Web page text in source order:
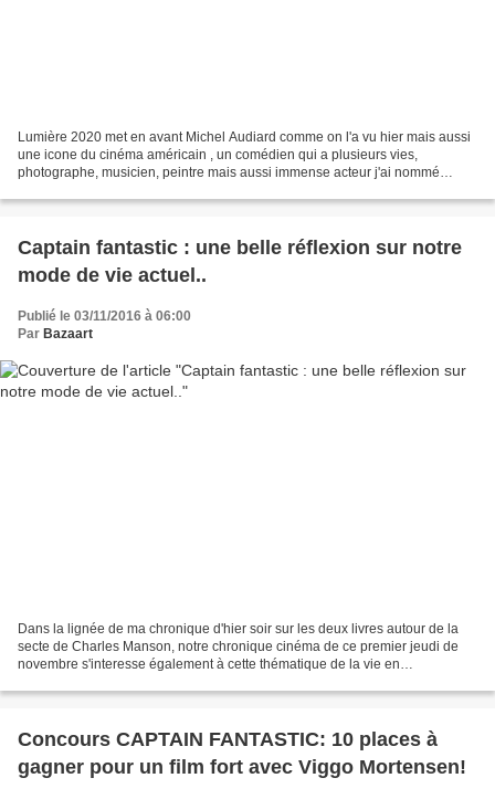
Lumière 2020 met en avant Michel Audiard comme on l'a vu hier mais aussi
une icone du cinéma américain , un comédien qui a plusieurs vies,
photographe, musicien, peintre mais aussi immense acteur j'ai nommé
Captain fantastic : une belle réflexion sur notre
mode de vie actuel..
Publié le 03/11/2016 à 06:00
Par Bazaart
Dans la lignée de ma chronique d'hier soir sur les deux livres autour de la
secte de Charles Manson, notre chronique cinéma de ce premier jeudi de
novembre s'interesse également à cette thématique de la vie en
Concours CAPTAIN FANTASTIC: 10 places à
gagner pour un film fort avec Viggo Mortensen!